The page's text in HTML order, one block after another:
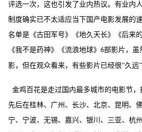
评选一次，这也引发了业内热议。有业内
制度确实已不太适应当下国产电影发展的
名单是《古田军号》《地久天长》《后来
《我不是药神》《流浪地球》 6部影片，虽
影，但在观众看来，有些影片已经很“久远”
金鸡百花是走过国内最多城市的电影节，
先后在桂林、广州、长沙、北京、昆明、
宁、宁波、无锡、嘉兴、银川、三亚、杭